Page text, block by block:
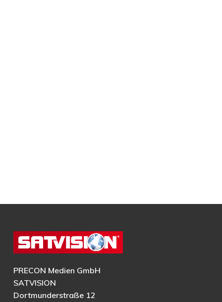
PRECON Medien GmbH
SATVISION
Dortmunderstraße 12